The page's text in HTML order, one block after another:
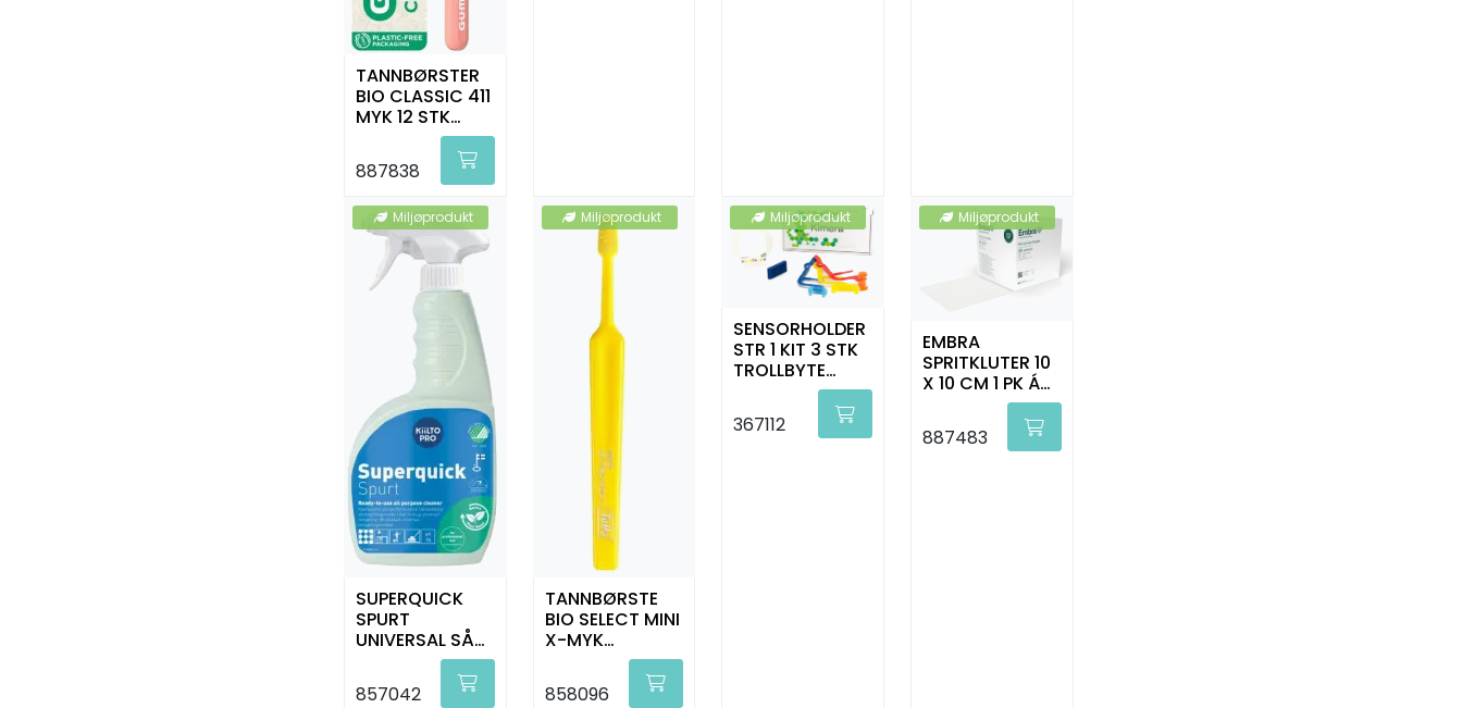
TANNBØRSTER
BIO CLASSIC 411
MYK 12 STK
887838
Miljøprodukt
SUPERQUICK
SPURT
UNIVERSAL SÅPE
750 ML KIILTO
857042
Miljøprodukt
TANNBØRSTE
BIO SELECT MINI
X-MYK
U/MOTIV 0-4
ÅR STK TEPE
858096
Miljøprodukt
SENSORHOLDER
STR 1 KIT 3 STK
TROLLBYTE
3706/2406
367112
Miljøprodukt
EMBRA
SPRITKLUTER 10
X 10 CM 1 PK Á
887483